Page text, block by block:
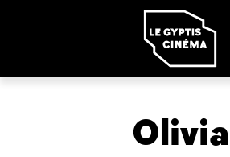
Olivia
Panneau de gestion des cookies